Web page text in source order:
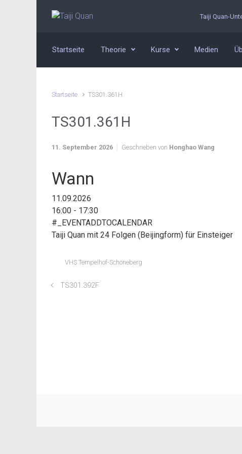
Zum Hauptinhalt springen Taiji Quan-
Startseite Theorie Kurse Medien
Startseite TS301.361H
TS301.361H
11. September 2026 Geschrieben von Honghao Wang
Wann
11.09.2026
16:00 - 17:30
#_EVENTADDTOCALENDAR
Taiji Quan mit 24 Folgen (Beijingform) für Einsteiger
VHS Tempelhof-Schöneberg
TS301.392F